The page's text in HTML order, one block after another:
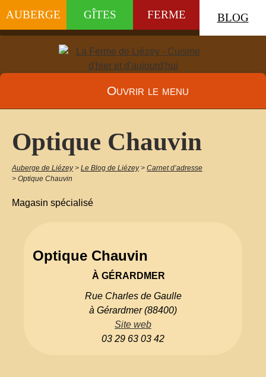
AUBERGE GÎTES FERME BLOG
Ouvrir le menu
Optique Chauvin
Auberge de Liézey > Le Blog de Liézey > Carnet d’adresse
> Optique Chauvin
Magasin spécialisé
Optique Chauvin
À GÉRARDMER
Rue Charles de Gaulle
à Gérardmer (88400)
Site web
03 29 63 03 42